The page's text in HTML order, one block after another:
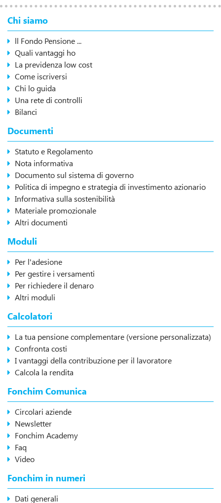
Chi siamo
ll Fondo Pensione ...
Quali vantaggi ho
La previdenza low cost
Come iscriversi
Chi lo guida
Una rete di controlli
Bilanci
Documenti
Statuto e Regolamento
Nota informativa
Documento sul sistema di governo
Politica di impegno e strategia di investimento azionario
Informativa sulla sostenibilità
Materiale promozionale
Altri documenti
Moduli
Per l'adesione
Per gestire i versamenti
Per richiedere il denaro
Altri moduli
Calcolatori
La tua pensione complementare (versione personalizzata)
Confronta costi
I vantaggi della contribuzione per il lavoratore
Calcola la rendita
Fonchim Comunica
Circolari aziende
Newsletter
Fonchim Academy
Faq
Video
Fonchim in numeri
Dati generali